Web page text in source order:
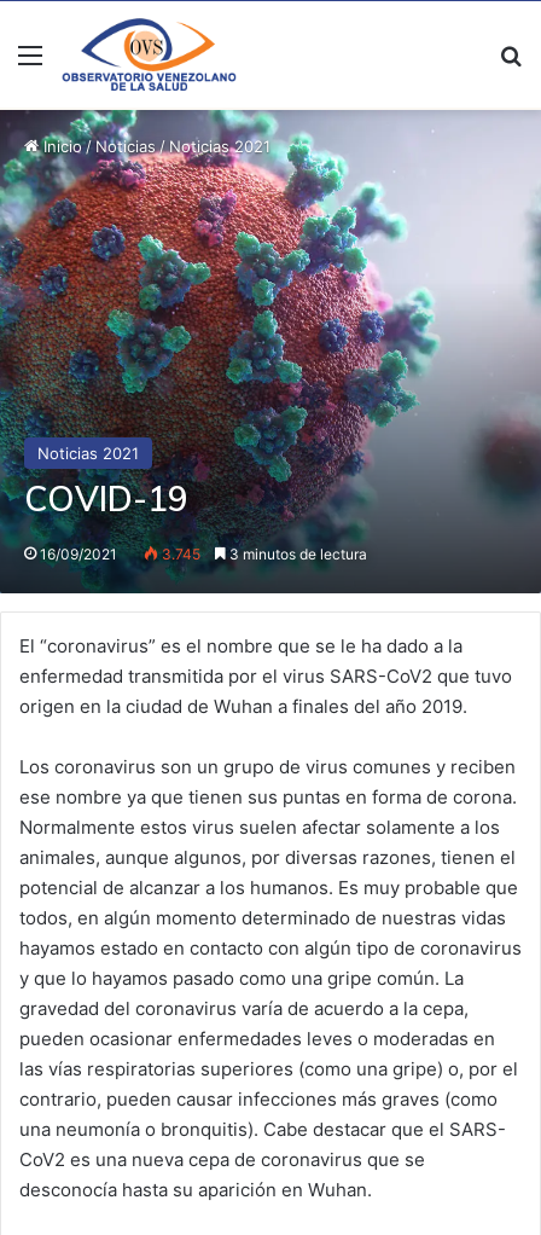
Menú
Inicio /Noticias /Noticias 2021
Noticias 2021
COVID-19
16/09/2021 3.745 3 minutos de lectura
El “coronavirus” es el nombre que se le ha dado a la
enfermedad transmitida por el virus SARS-CoV2 que tuvo
origen en la ciudad de Wuhan a finales del año 2019.
Los coronavirus son un grupo de virus comunes y reciben
ese nombre ya que tienen sus puntas en forma de corona.
Normalmente estos virus suelen afectar solamente a los
animales, aunque algunos, por diversas razones, tienen el
potencial de alcanzar a los humanos. Es muy probable que
todos, en algún momento determinado de nuestras vidas
hayamos estado en contacto con algún tipo de coronavirus
y que lo hayamos pasado como una gripe común. La
gravedad del coronavirus varía de acuerdo a la cepa,
pueden ocasionar enfermedades leves o moderadas en
las vías respiratorias superiores (como una gripe) o, por el
contrario, pueden causar infecciones más graves (como
una neumonía o bronquitis). Cabe destacar que el SARS-
CoV2 es una nueva cepa de coronavirus que se
desconocía hasta su aparición en Wuhan.